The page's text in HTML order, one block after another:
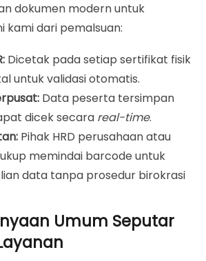
dokumen modern untuk
kami dari pemalsuan:
Dicetak pada setiap sertifikat fisik
untuk validasi otomatis.
Data peserta tersimpan
dicek secara real-time.
Pihak HRD perusahaan atau
memindai barcode untuk
data tanpa prosedur birokrasi
Umum Seputar